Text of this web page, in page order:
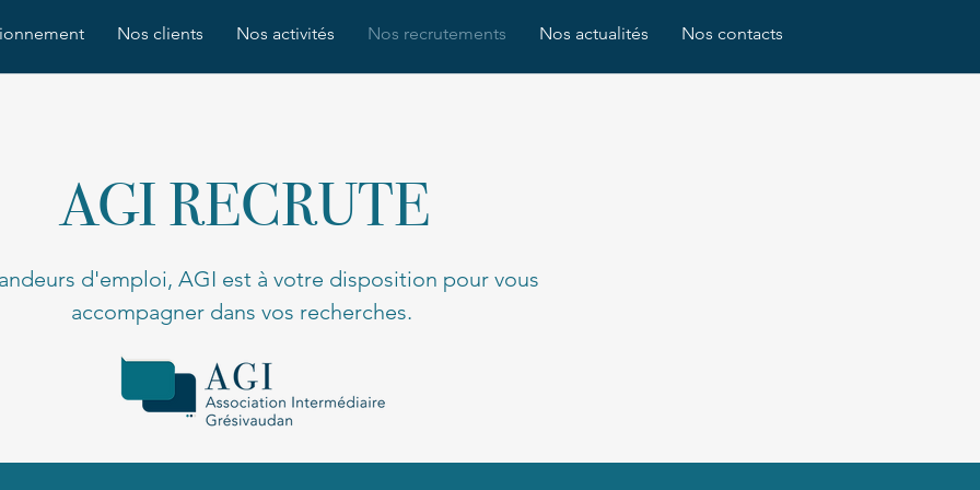
Nos clients Nos activités Nos recrutements Nos actualités Nos contacts
AGI RECRUTE
d'emploi, AGI est à votre disposition pour vous
accompagner dans vos recherches.